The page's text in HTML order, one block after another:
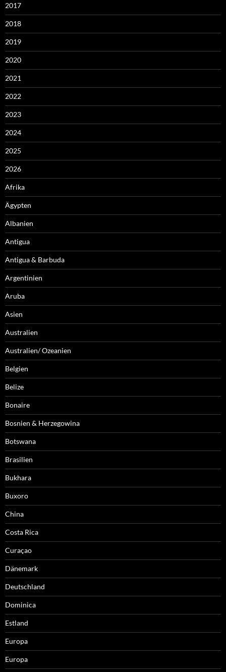
2017
2018
2019
2020
2021
2022
2023
2024
2025
2026
Afrika
Ägypten
Albanien
Antigua
Antigua & Barbuda
Argentinien
Aruba
Asien
Australien
Australien/ Ozeanien
Belgien
Belize
Bonaire
Bosnien & Herzegowina
Botswana
Brasilien
Bukhara
Buxoro
China
Costa Rica
Curaçao
Dänemark
Deutschland
Dominica
Estland
Europa
Europa